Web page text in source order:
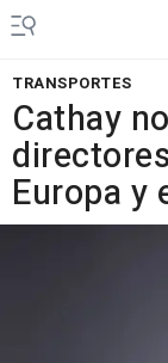
TRANSPORTES
Cathay
Europa y